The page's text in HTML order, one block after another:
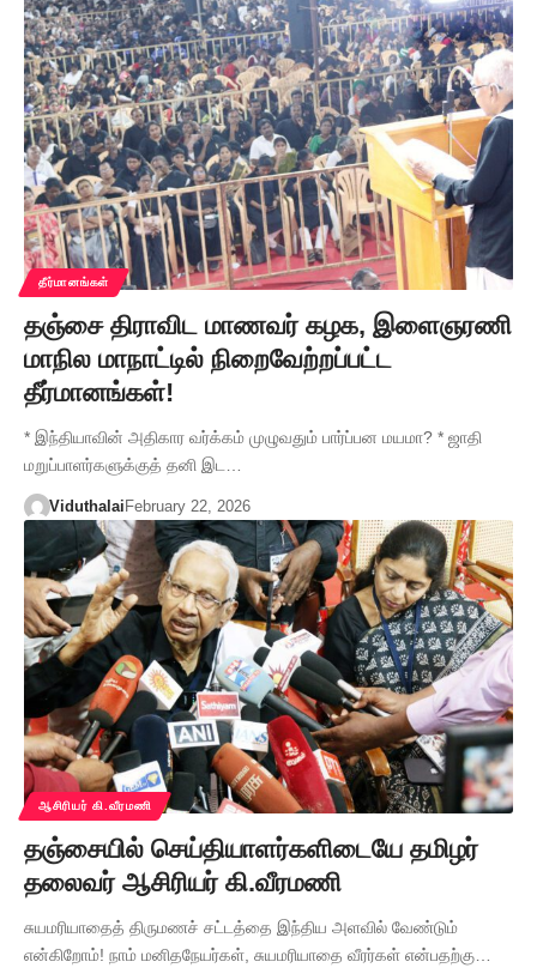
தீர்மானங்கள்
தஞ்சை திராவிட மாணவர் கழக, இளைஞரணி
மாநில மாநாட்டில் நிறைவேற்றப்பட்ட
தீர்மானங்கள்!
* இந்தியாவின் அதிகார வர்க்கம் முழுவதும் பார்ப்பன மயமா? * ஜாதி
மறுப்பாளர்களுக்குத் தனி இட…
Viduthalai February 22, 2026
ஆசிரியர் கி.வீரமணி
தஞ்சையில் செய்தியாளர்களிடையே தமிழர்
தலைவர் ஆசிரியர் கி.வீரமணி
சுயமரியாதைத் திருமணச் சட்டத்தை இந்திய அளவில் வேண்டும்
என்கிறோம்! நாம் மனிதநேயர்கள், சுயமரியாதை வீரர்கள் என்பதற்கு…